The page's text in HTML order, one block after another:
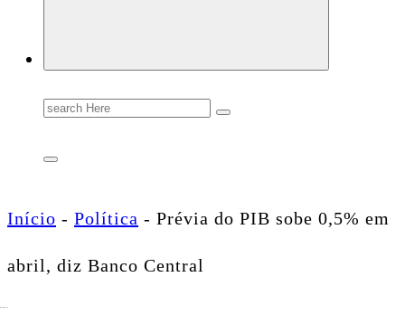
Search
for:
Início - Política - Prévia do PIB sobe 0,5% em
abril, diz Banco Central